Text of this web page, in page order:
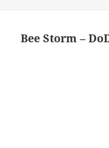
Bee Storm –